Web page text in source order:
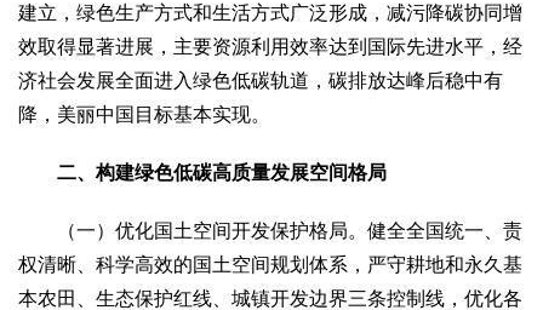
合作伙伴
建立，绿色生产方式和生活方式广泛形成，减污降碳协同增
效取得显著进展，主要资源利用效率达到国际先进水平，经
济社会发展全面进入绿色低碳轨道，碳排放达峰后稳中有
降，美丽中国目标基本实现。
二、构建绿色低碳高质量发展空间格局
（一）优化国土空间开发保护格局。健全全国统一、责
权清晰、科学高效的国土空间规划体系，严守耕地和永久基
本农田、生态保护红线、城镇开发边界三条控制线，优化各